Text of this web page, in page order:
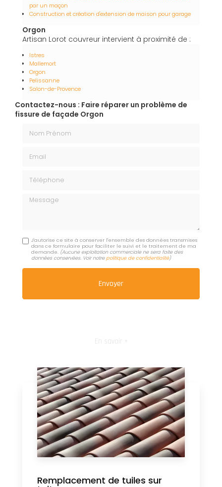
par un maçon
Construction et création d'extension de maison pour garage
Orgon
Artisan Lorot couvreur intervient à proximité de :
Istres
Mallemort
Orgon
Pelissanne
Salon-de-Provence
Contactez-nous : Faire réparer un problème de
fissure de façade Orgon
Message
J'autorise ce site à conserver l'ensemble des données transmises
dans ce formulaire pour faciliter le suivi et le traitement de ma
demande. (Aucune exploitation commerciale ne sera faite des
données conservées. Voir notrepolitique de confidentialité)
En savoir +
Remplacement de tuiles sur